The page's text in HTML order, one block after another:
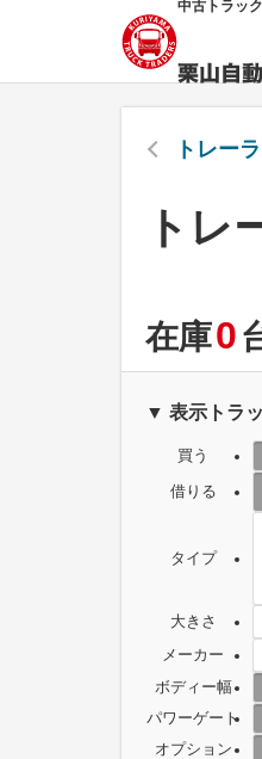
中古トラッ
トレー
トレ
在庫0
▼ 表示トラ
買う
借りる
タイプ
大きさ
メーカー
ボディー幅
パワーゲート
オプション